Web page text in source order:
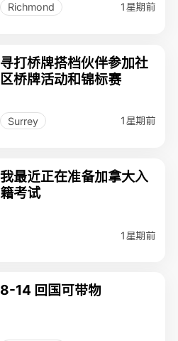
Richmond 1星期前
寻打桥牌搭档伙伴参加社
区桥牌活动和锦标赛
Surrey 1星期前
我最近正在准备加拿大入
籍考试
1星期前
8-14 回国可带物